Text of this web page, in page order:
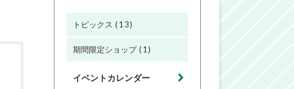
トピックス (13)
期間限定ショップ(1)
イベントカレンダー